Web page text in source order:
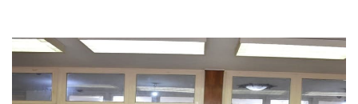
الدراسات العليا